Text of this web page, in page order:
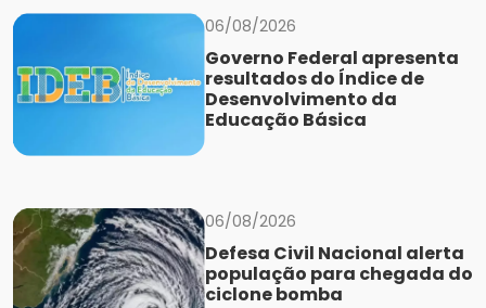
06/08/2026
Governo Federal apresenta
resultados do Índice de
Desenvolvimento da
Educação Básica
06/08/2026
Defesa Civil Nacional alerta
população para chegada do
ciclone bomba